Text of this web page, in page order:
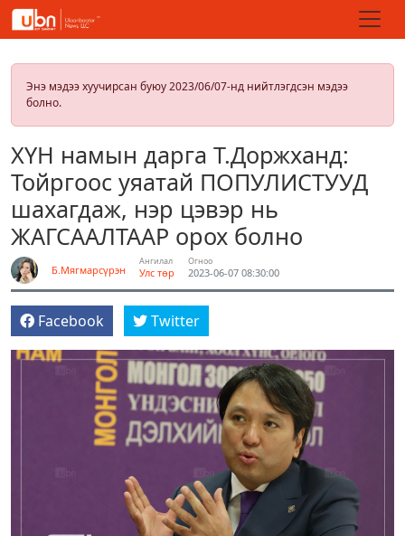
Энэ мэдээ хуучирсан буюу 2023/06/07-нд нийтлэгдсэн мэдээ
болно.
ХҮН намын дарга Т.Доржханд:
Тойргоос уяатай ПОПУЛИСТУУД
шахагдаж, нэр цэвэр нь
ЖАГСААЛТААР орох болно
Б.Мягмарсүрэн
Ангилал
Улс төр
Огноо
2023-06-07 08:30:00
Facebook Twitter